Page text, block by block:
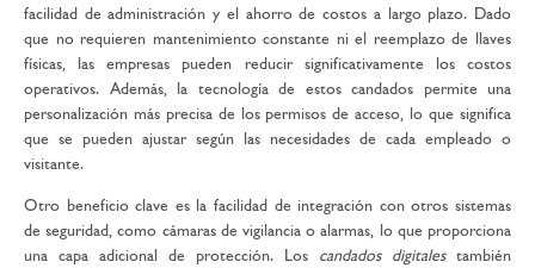
facilidad de administración y el ahorro de costos a largo plazo. Dado
que no requieren mantenimiento constante ni el reemplazo de llaves
físicas, las empresas pueden reducir significativamente los costos
operativos. Además, la tecnología de estos candados permite una
personalización más precisa de los permisos de acceso, lo que significa
que se pueden ajustar según las necesidades de cada empleado o
visitante.
Otro beneficio clave es la facilidad de integración con otros sistemas
de seguridad, como cámaras de vigilancia o alarmas, lo que proporciona
una capa adicional de protección. Los candados digitalestambién